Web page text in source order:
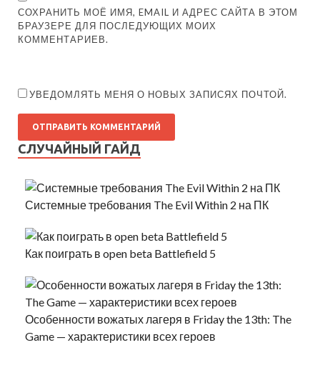
СОХРАНИТЬ МОЁ ИМЯ, EMAIL И АДРЕС САЙТА В ЭТОМ
БРАУЗЕРЕ ДЛЯ ПОСЛЕДУЮЩИХ МОИХ
КОММЕНТАРИЕВ.
УВЕДОМЛЯТЬ МЕНЯ О НОВЫХ ЗАПИСЯХ ПОЧТОЙ.
СЛУЧАЙНЫЙ ГАЙД
Системные требования The Evil Within 2 на ПК
Как поиграть в open beta Battlefield 5
Особенности вожатых лагеря в Friday the 13th: The
Game — характеристики всех героев